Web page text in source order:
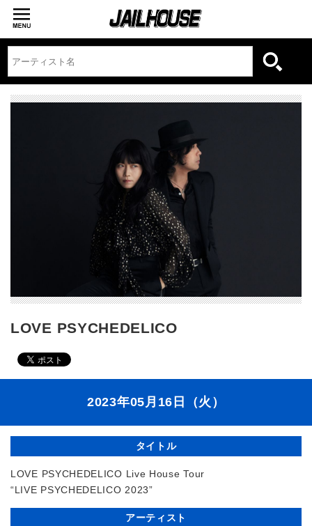
LOVE PSYCHEDELICO
2023年05月16日（火）
タイトル
LOVE PSYCHEDELICO Live House Tour
“LIVE PSYCHEDELICO 2023”
アーティスト